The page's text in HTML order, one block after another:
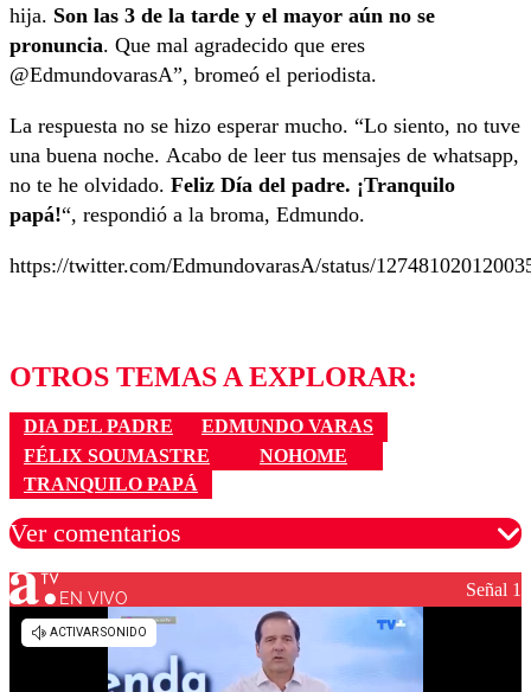
hija. Son las 3 de la tarde y el mayor aún no se
pronuncia. Que mal agradecido que eres
@EdmundovarasA”, bromeó el periodista.
La respuesta no se hizo esperar mucho. “Lo siento, no tuve
una buena noche. Acabo de leer tus mensajes de whatsapp,
no te he olvidado. Feliz Día del padre. ¡Tranquilo
papá!“, respondió a la broma, Edmundo.
https://twitter.com/EdmundovarasA/status/
OTROS TEMAS A EXPLORAR:
DIA DEL PADRE
EDMUNDO VARAS
FÉLIX SOUMASTRE
NOHOME
TRANQUILO PAPÁ
Ver comentarios
Los comentarios son moderados para garantizar un
diálogo respetuoso.
EN VIVO Señal 1